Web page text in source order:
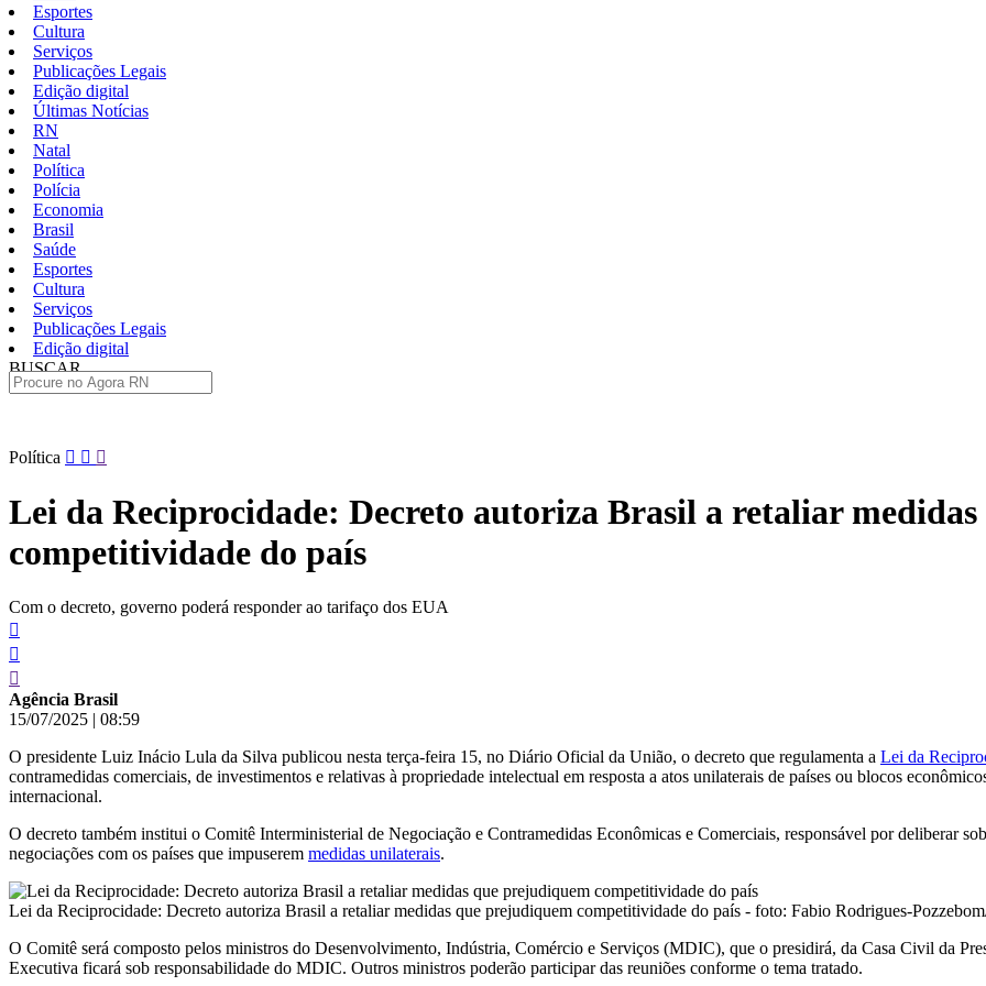
Esportes
Cultura
Serviços
Publicações Legais
Edição digital
Últimas Notícias
RN
Natal
Política
Polícia
Economia
Brasil
Saúde
Esportes
Cultura
Serviços
Publicações Legais
Edição digital
BUSCAR
Pular
conteúdo
Política
Lei da Reciprocidade: Decreto autoriza Brasil a retaliar
competitividade do país
Com o decreto, governo poderá responder ao tarifaço dos EUA
Agência Brasil
15/07/2025 | 08:59
O presidente Luiz Inácio Lula da Silva publicou nesta terça-feira 15, no Diário Oficial da União, o decreto que regulamenta a Lei da
contramedidas comerciais, de investimentos e relativas à propriedade intelectual em resposta a atos unilaterais de países ou blocos
internacional.
O decreto também institui o Comitê Interministerial de Negociação e Contramedidas Econômicas e Comerciais, responsável por deliberar
negociações com os países que impuserem medidas unilaterais.
Lei da Reciprocidade: Decreto autoriza Brasil a retaliar medidas que prejudiquem competitividade do país - foto: Fabio Rodrigues-
O Comitê será composto pelos ministros do Desenvolvimento, Indústria, Comércio e Serviços (MDIC), que o presidirá, da Casa Civil da
Executiva ficará sob responsabilidade do MDIC. Outros ministros poderão participar das reuniões conforme o tema tratado.